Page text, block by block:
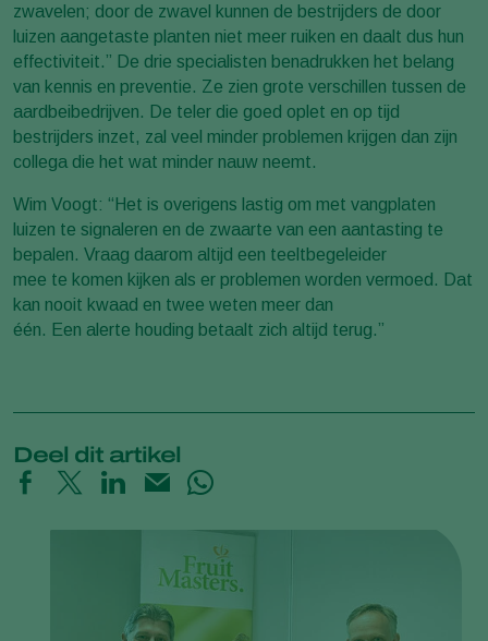
zwavelen; door de zwavel kunnen de bestrijders de door
luizen aangetaste planten niet meer ruiken en daalt dus hun
effectiviteit.” De drie specialisten benadrukken het belang
van kennis en preventie. Ze zien grote verschillen tussen de
aardbeibedrijven. De teler die goed oplet en op tijd
bestrijders inzet, zal veel minder problemen krijgen dan zijn
collega die het wat minder nauw neemt.
Wim Voogt: “Het is overigens lastig om met vangplaten
luizen te signaleren en de zwaarte van een aantasting te
bepalen. Vraag daarom altijd een teeltbegeleider
mee te komen kijken als er problemen worden vermoed. Dat
kan nooit kwaad en twee weten meer dan
één. Een alerte houding betaalt zich altijd terug.”
Deel dit artikel